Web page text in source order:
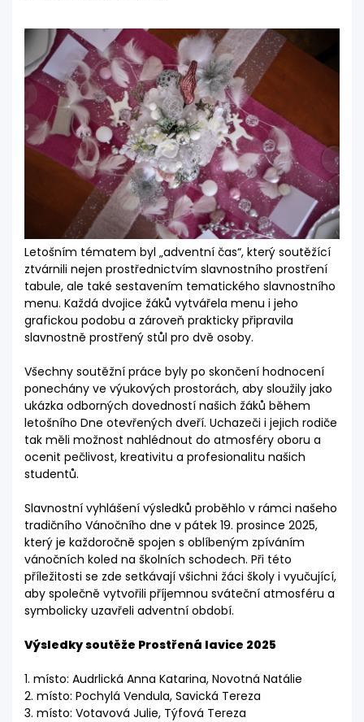
Letošním tématem byl „adventní čas“, který soutěžící
ztvárnili nejen prostřednictvím slavnostního prostření
tabule, ale také sestavením tematického slavnostního
menu. Každá dvojice žáků vytvářela menu i jeho
grafickou podobu a zároveň prakticky připravila
slavnostně prostřený stůl pro dvě osoby.
Všechny soutěžní práce byly po skončení hodnocení
ponechány ve výukových prostorách, aby sloužily jako
ukázka odborných dovedností našich žáků během
letošního Dne otevřených dveří. Uchazeči i jejich rodiče
tak měli možnost nahlédnout do atmosféry oboru a
ocenit pečlivost, kreativitu a profesionalitu našich
studentů.
Slavnostní vyhlášení výsledků proběhlo v rámci našeho
tradičního Vánočního dne v pátek 19. prosince 2025,
který je každoročně spojen s oblíbeným zpíváním
vánočních koled na školních schodech. Při této
příležitosti se zde setkávají všichni žáci školy i vyučující,
aby společně vytvořili příjemnou sváteční atmosféru a
symbolicky uzavřeli adventní období.
Výsledky soutěže Prostřená lavice 2025
1. místo: Audrlická Anna Katarina, Novotná Natálie
2. místo: Pochylá Vendula, Savická Tereza
3. místo: Votavová Julie, Týfová Tereza